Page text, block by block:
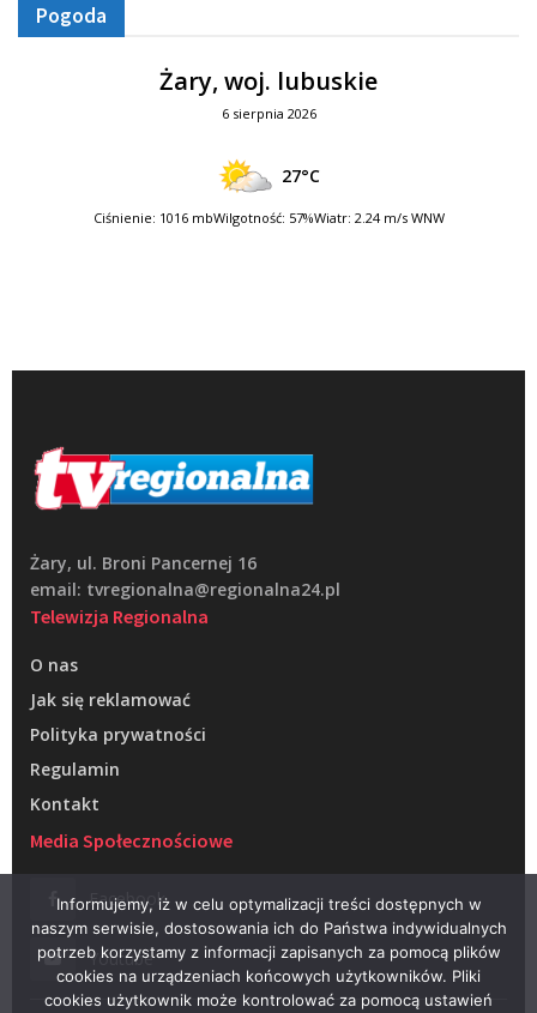
Pogoda
Żary, woj. lubuskie
6 sierpnia 2026
27°C
Ciśnienie: 1016 mbWilgotność: 57%Wiatr: 2.24 m/s WNW
Żary, ul. Broni Pancernej 16
email: tvregionalna@regionalna24.pl
Telewizja Regionalna
O nas
Jak się reklamować
Polityka prywatności
Regulamin
Kontakt
Media Społecznościowe
Facebook
Youtube
Informujemy, iż w celu optymalizacji treści dostępnych w
naszym serwisie, dostosowania ich do Państwa indywidualnych
potrzeb korzystamy z informacji zapisanych za pomocą plików
cookies na urządzeniach końcowych użytkowników. Pliki
cookies użytkownik może kontrolować za pomocą ustawień